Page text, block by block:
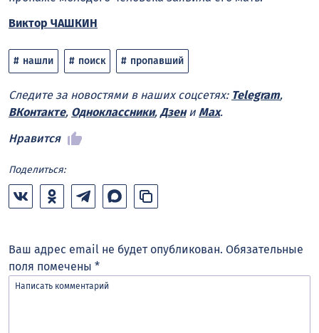
Виктор ЧАШКИН
нашли поиск пропавший
Следите за новостями в наших соцсетях: Telegram,
ВКонтакте, Одноклассники, Дзени Max.
Нравится
Поделиться:
Ваш адрес email не будет опубликован. Обязательные
поля помечены *